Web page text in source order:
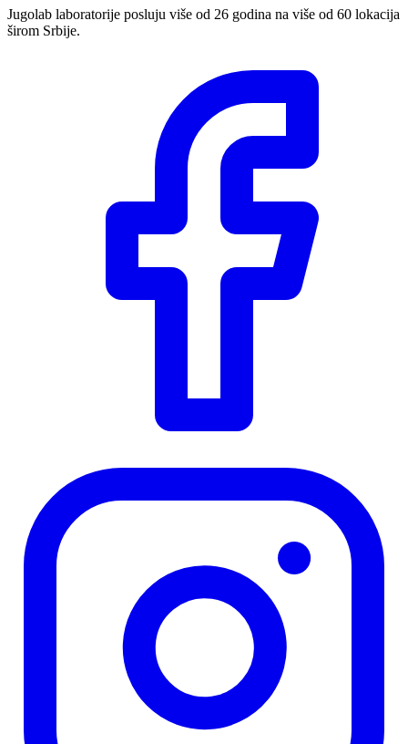
Jugolab laboratorije posluju više od 26 godina na više od 60 lokacija
širom Srbije.